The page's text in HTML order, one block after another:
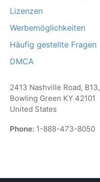
Lizenzen
Werbemöglichkeiten
Häufig gestellte Fragen
DMCA
2413 Nashville Road, B13,
Bowling Green KY 42101
United States
Phone: 1-888-473-8050